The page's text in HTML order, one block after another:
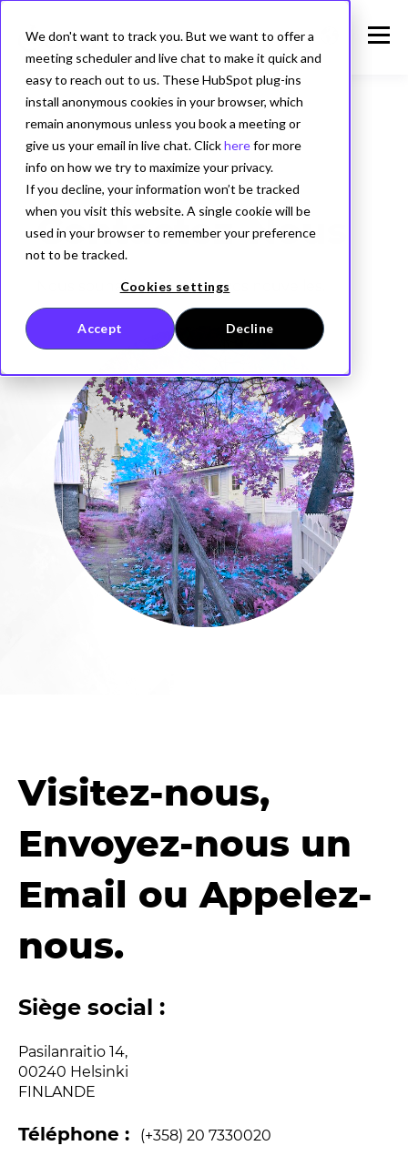
We don't want to track you. But we want to offer a
meeting scheduler and live chat to make it quick and
easy to reach out to us. These HubSpot plug-ins
install anonymous cookies in your browser, which
remain anonymous unless you book a meeting or
give us your email in live chat. Clickherefor more
info on how we try to maximize your privacy.
If you decline, your information won’t be tracked
when you visit this website. A single cookie will be
used in your browser to remember your preference
not to be tracked.
Cookies settings
Accept Decline
Contactez-Nous
souhaitons avoirdevos
Visitez-nous,
Envoyez-nous un
Email ou Appelez-
nous.
Siège social :
Pasilanraitio 14,
00240 Helsinki
FINLANDE
Téléphone : (+358) 20 7330020